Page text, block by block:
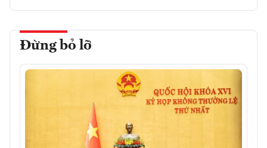
Đừng bỏ lỡ